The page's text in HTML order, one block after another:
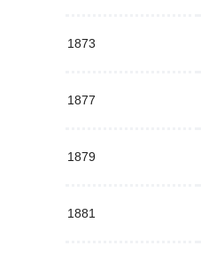
1873
1877
1879
1881